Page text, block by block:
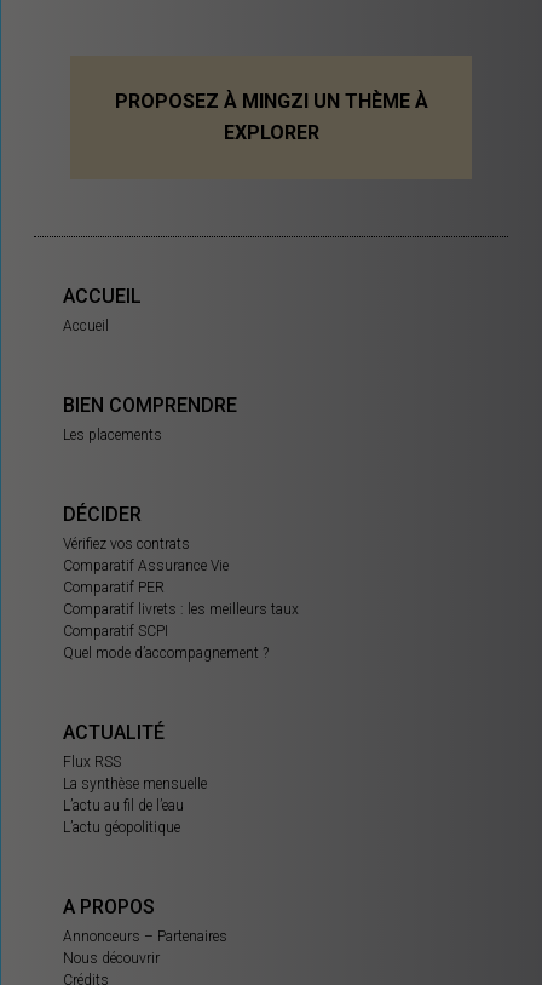
PROPOSEZ À MINGZI UN THÈME À
EXPLORER
ACCUEIL
Accueil
BIEN COMPRENDRE
Les placements
DÉCIDER
Vérifiez vos contrats
Comparatif Assurance Vie
Comparatif PER
Comparatif livrets : les meilleurs taux
Comparatif SCPI
Quel mode d’accompagnement ?
ACTUALITÉ
Flux RSS
La synthèse mensuelle
L’actu au fil de l’eau
L’actu géopolitique
A PROPOS
Annonceurs – Partenaires
Nous découvrir
Crédits